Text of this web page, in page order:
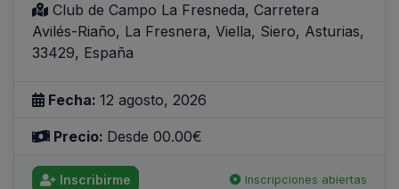
Club de Campo La Fresneda, Carretera
Avilés-Riaño, La Fresnera, Viella, Siero, Asturias,
33429, España
Fecha: 12 agosto, 2026
Precio: Desde 00.00€
Inscribirme Inscripciones abiertas